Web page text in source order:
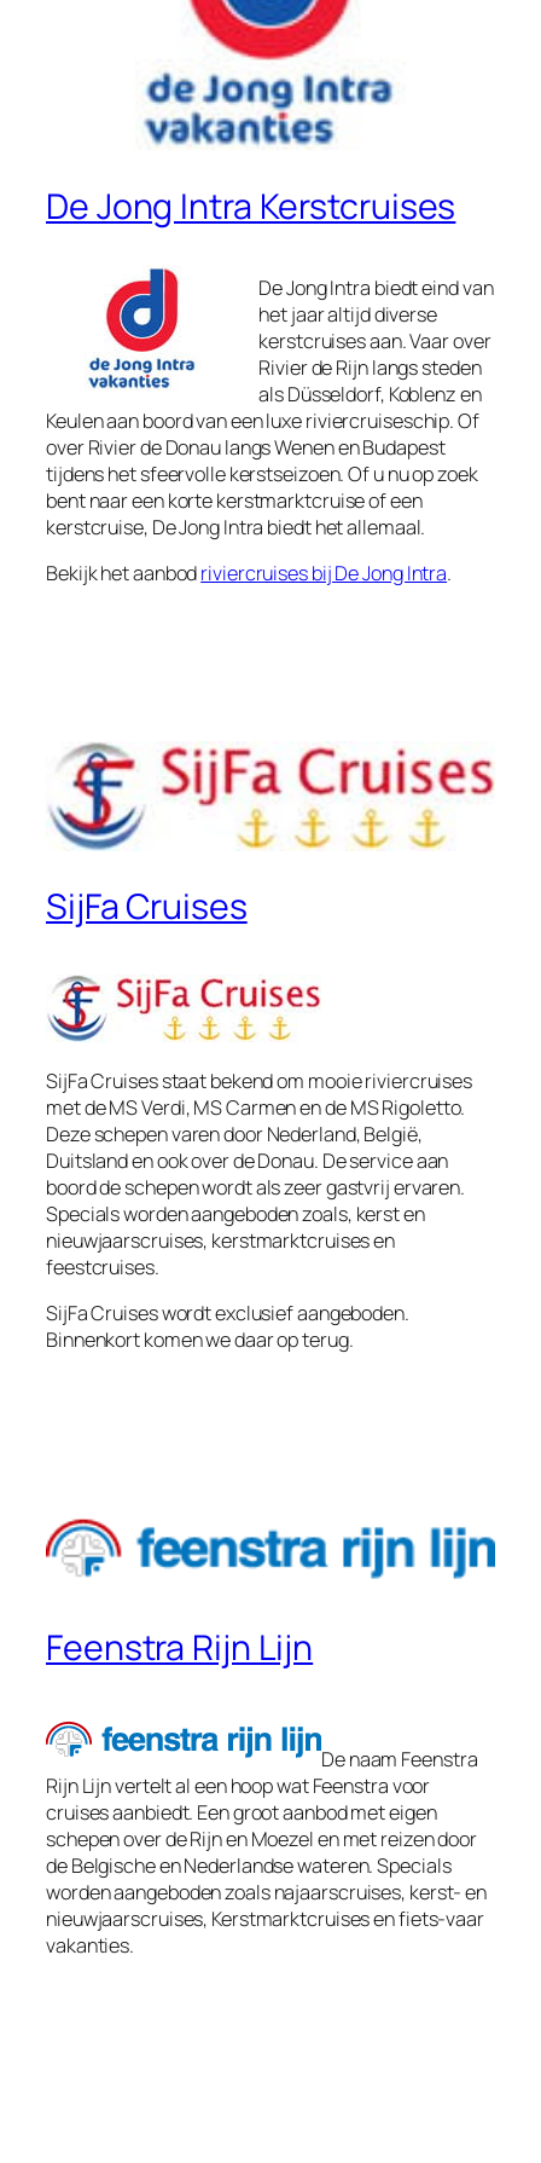
De Jong Intra Kerstcruises
De Jong Intra biedt eind van
het jaar altijd diverse
kerstcruises aan. Vaar over
Rivier de Rijn langs steden
als Düsseldorf, Koblenz en
Keulen aan boord van een luxe riviercruiseschip. Of
over Rivier de Donau langs Wenen en Budapest
tijdens het sfeervolle kerstseizoen. Of u nu op zoek
bent naar een korte kerstmarktcruise of een
kerstcruise, De Jong Intra biedt het allemaal.
Bekijk het aanbodriviercruises bij De Jong Intra.
SijFa Cruises
SijFa Cruises staat bekend om mooie riviercruises
met de MS Verdi, MS Carmen en de MS Rigoletto.
Deze schepen varen door Nederland, België,
Duitsland en ook over de Donau. De service aan
boord de schepen wordt als zeer gastvrij ervaren.
Specials worden aangeboden zoals, kerst en
nieuwjaarscruises, kerstmarktcruises en
feestcruises.
SijFa Cruises wordt exclusief aangeboden.
Binnenkort komen we daar op terug.
Feenstra Rijn Lijn
De naam Feenstra
Rijn Lijn vertelt al een hoop wat Feenstra voor
cruises aanbiedt. Een groot aanbod met eigen
schepen over de Rijn en Moezel en met reizen door
de Belgische en Nederlandse wateren. Specials
worden aangeboden zoals najaarscruises, kerst- en
nieuwjaarscruises, Kerstmarktcruises en fiets-vaar
vakanties.